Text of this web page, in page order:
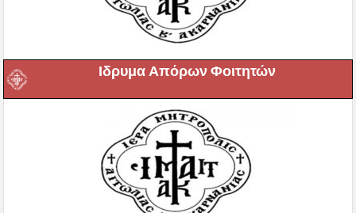
Ιδρυμα Απόρων Φοιτητών